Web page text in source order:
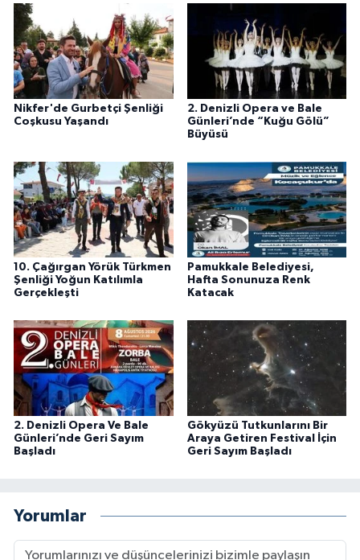
Nikfer'de Gurbetçi Şenliği
Coşkusu Yaşandı
2. Denizli Opera ve Bale
Günleri’nde “Kuğu Gölü”
Büyüsü
10. Çağırgan Yörük Türkmen
Şenliği Yoğun Katılımla
Gerçekleşti
Pamukkale Belediyesi,
Hafta Sonunuza Renk
Katacak
2. Denizli Opera Ve Bale
Günleri’nde Geri Sayım
Başladı
Gökyüzü Tutkunlarını Bir
Araya Getiren Festival İçin
Geri Sayım Başladı
Yorumlar